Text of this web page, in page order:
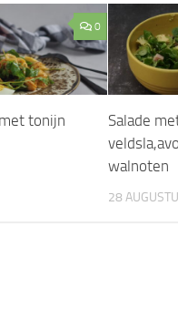
0
tonijn
Salade
walnoten
28